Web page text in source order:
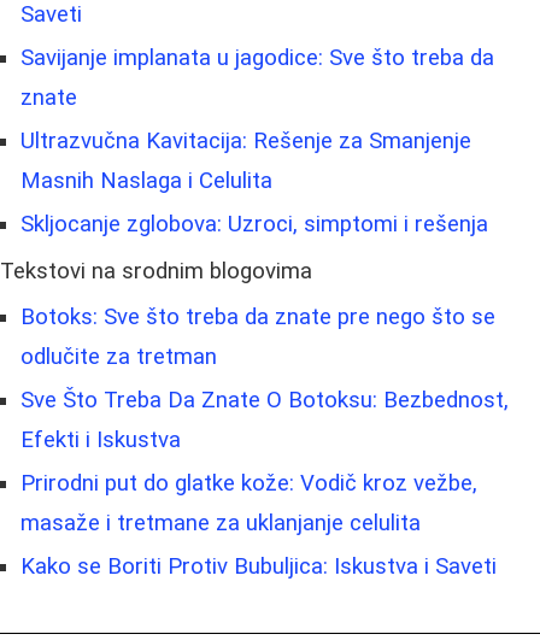
Saveti
Savijanje implanata u jagodice: Sve što treba da
znate
Ultrazvučna Kavitacija: Rešenje za Smanjenje
Masnih Naslaga i Celulita
Skljocanje zglobova: Uzroci, simptomi i rešenja
Tekstovi na srodnim blogovima
Botoks: Sve što treba da znate pre nego što se
odlučite za tretman
Sve Što Treba Da Znate O Botoksu: Bezbednost,
Efekti i Iskustva
Prirodni put do glatke kože: Vodič kroz vežbe,
masaže i tretmane za uklanjanje celulita
Kako se Boriti Protiv Bubuljica: Iskustva i Saveti